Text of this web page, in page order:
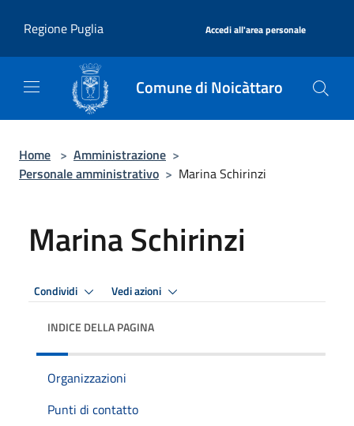
Regione Puglia
Accedi all'area personale
Comune di Noicàttaro
Home > Amministrazione >
Personale amministrativo > Marina Schirinzi
Marina Schirinzi
Condividi Vedi azioni
INDICE DELLA PAGINA
Organizzazioni
Punti di contatto